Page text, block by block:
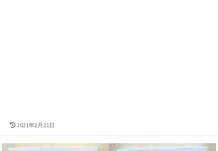
最
更
2021年2月21日